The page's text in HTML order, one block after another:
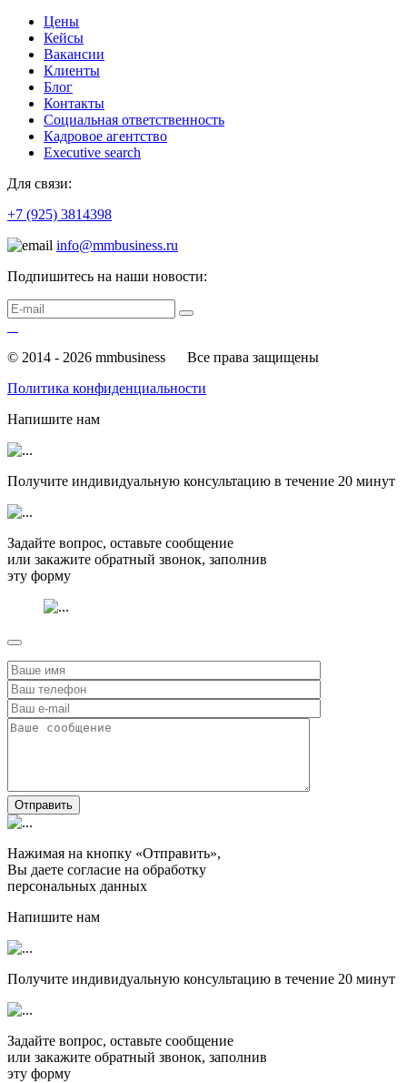
Цены
Кейсы
Вакансии
Клиенты
Блог
Контакты
Социальная ответственность
Кадровое агентство
Еxecutive search
Для связи:
+7 (925) 3814398
info@mmbusiness.ru
Подпишитесь на наши новости:
© 2014 - 2026 mmbusiness Все права защищены
Политика конфиденциальности
Напишите нам
Получите индивидуальную консультацию в течение 20 минут
Задайте вопрос, оставьте сообщение
или закажите обратный звонок, заполнив
эту форму
Отправить
Нажимая на кнопку «Отправить»,
Вы даете согласие на обработку
персональных данных
Напишите нам
Получите индивидуальную консультацию в течение 20 минут
Задайте вопрос, оставьте сообщение
или закажите обратный звонок, заполнив
эту форму